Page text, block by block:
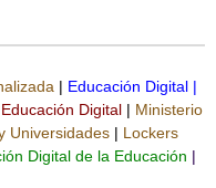
| Educación Digital |
Educación Digital | Ministerio
Universidades | Lockers
Digital de la Educación |